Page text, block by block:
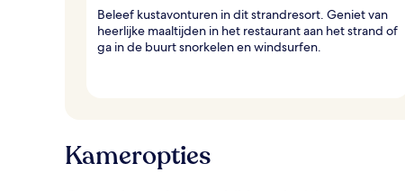
Beleef kustavonturen in dit strandresort. Geniet van
heerlijke maaltijden in het restaurant aan het strand of
ga in de buurt snorkelen en windsurfen.
Kameropties